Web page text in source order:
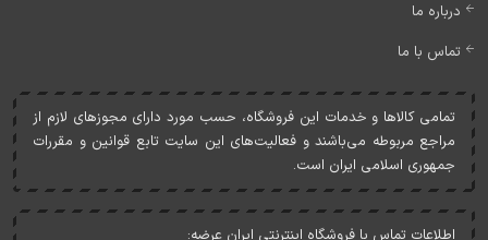
درباره ما
تماس با ما
تمامی کالاها و خدمات اين فروشگاه، حسب مورد دارای مجوزهای لازم از
مراجع مربوطه می‌باشند و فعاليت‌های اين سايت تابع قوانين و مقررات
جمهوری اسلامی ايران است.